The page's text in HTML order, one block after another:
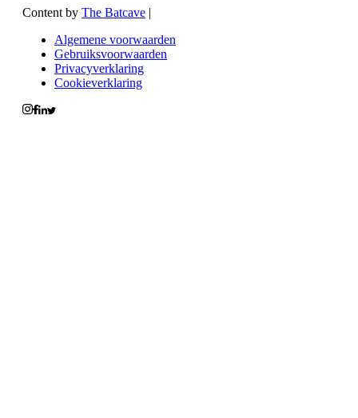
Content by The Batcave |
Algemene voorwaarden
Gebruiksvoorwaarden
Privacyverklaring
Cookieverklaring